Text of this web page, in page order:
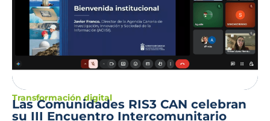
Transformación digital
Las Comunidades RIS3 CAN celebran
su III Encuentro Intercomunitario